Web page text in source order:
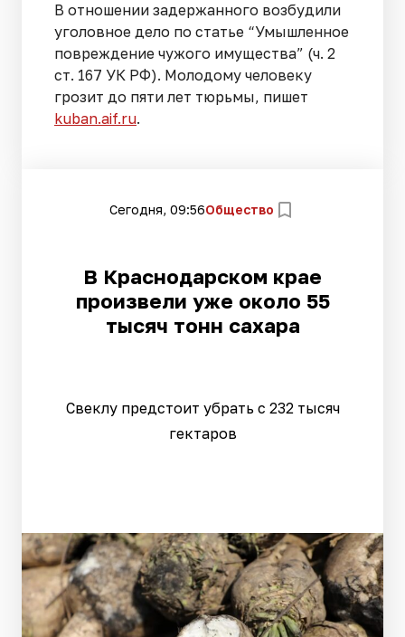
В отношении задержанного возбудили
уголовное дело по статье “Умышленное
повреждение чужого имущества” (ч. 2
ст. 167 УК РФ). Молодому человеку
грозит до пяти лет тюрьмы, пишет
kuban.aif.ru.
Сегодня, 09:56Общество
В Краснодарском крае
произвели уже около 55
тысяч тонн сахара
Свеклу предстоит убрать с 232 тысяч
гектаров